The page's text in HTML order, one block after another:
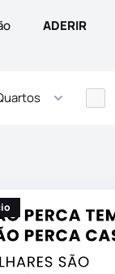
ADERIR